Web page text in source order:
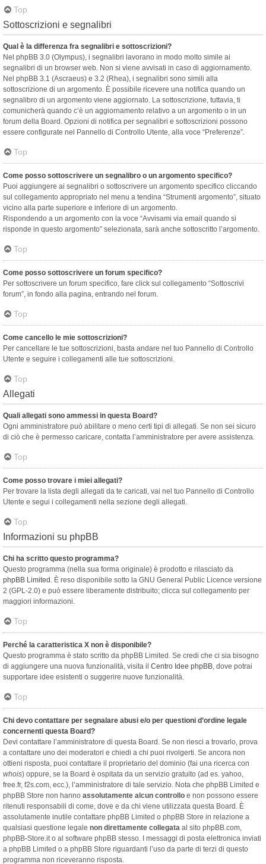
Top
Sottoscrizioni e segnalibri
Qual è la differenza fra segnalibri e sottoscrizioni?
Nel phpBB 3.0 (Olympus), i segnalibri lavorano in modo molto simile ai
segnalibri di un browser web. Non si viene avvisati in caso di aggiornamento.
Nel phpBB 3.1 (Ascraeus) e 3.2 (Rhea), i segnalibri sono simili alla
sottoscrizione di un argomento. È possibile ricevere una notifica quando un
segnalibro di un argomento viene aggiornato. La sottoscrizione, tuttavia, ti
comunicherà quando c’è un aggiornamento relativo a un argomento o in un
forum della Board. Opzioni di notifica per segnalibri e sottoscrizioni possono
essere configurate nel Pannello di Controllo Utente, alla voce “Preferenze”.
Top
Come posso sottoscrivere un segnalibro o un argomento specifico?
Puoi aggiungere ai segnalibri o sottoscrivere un argomento specifico cliccando
sul collegamento appropriato nel menu a tendina “Strumenti argomento”, situato
vicino alla parte superiore e inferiore di un argomento.
Rispondendo a un argomento con la voce “Avvisami via email quando si
risponde in questo argomento” selezionata, sarà anche sottoscritto l’argomento.
Top
Come posso sottoscrivere un forum specifico?
Per sottoscrivere un forum specifico, fare click sul collegamento “Sottoscrivi
forum”, in fondo alla pagina, entrando nel forum.
Top
Come cancello le mie sottoscrizioni?
Per cancellare le tue sottoscrizioni, basta andare nel tuo Pannello di Controllo
Utente e seguire i collegamenti alle tue sottoscrizioni.
Top
Allegati
Quali allegati sono ammessi in questa Board?
Ogni amministratore può abilitare o meno certi tipi di allegati. Se non sei sicuro
di ciò che è permesso caricare, contatta l’amministratore per avere assistenza.
Top
Come posso trovare i miei allegati?
Per trovare la lista degli allegati da te caricati, vai nel tuo Pannello di Controllo
Utente e segui i collegamenti nella sezione degli allegati.
Top
Informazioni su phpBB
Chi ha scritto questo programma?
Questo programma (nella sua forma originale) è prodotto e rilasciato da
phpBB Limited . È reso disponibile sotto la GNU General Public Licence versione
2 (GPL-2.0) e può essere liberamente distribuito; clicca sul collegamento per
maggiori informazioni.
Top
Perché la caratteristica X non è disponibile?
Questo programma è stato scritto da phpBB Limited. Se credi che ci sia bisogno
di aggiungere una nuova funzionalità, visita il Centro Idee phpBB, dove potrai
supportare idee esistenti o suggerire nuove funzionalità.
Top
Chi devo contattare per segnalare abusi e/o per questioni d’ordine legale
concernenti questa Board?
Devi contattare l’amministratore di questa Board. Se non riesci a trovarlo, prova
a contattare uno dei moderatori e chiedi a chi puoi rivolgerti. Se ancora non
ottieni risposta, puoi contattare il proprietario del dominio (fai una ricerca con
whois) oppure, se la Board è ospitata da un servizio gratuito (ad es. yahoo,
free.fr, f2s.com, ecc.), l’amministratore di tale servizio. Nota che phpBB Limited e
phpBB Store non hanno assolutamente alcun controllo e non possono essere
ritenuti responsabili di come, dove e da chi viene utilizzata questa Board. È
assolutamente inutile contattare phpBB Limited o phpBB Store in relazione a
qualsiasi questione legale non direttamente collegata al sito phpBB.com,
phpBB-Store.it o al software phpBB stesso. I messaggi di posta elettronica inviati
a phpBB Limited o a phpBB Store riguardanti l’uso da parte di terzi di questo
programma non riceveranno risposta.